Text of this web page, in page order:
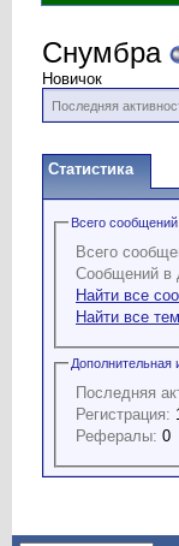
Снумбра
Новичок
Последняя
Статистика
Всего сообщений
Всего
Сообщений в
Найти все
Найти все
Последняя
Регистрация:
Рефералы: 0